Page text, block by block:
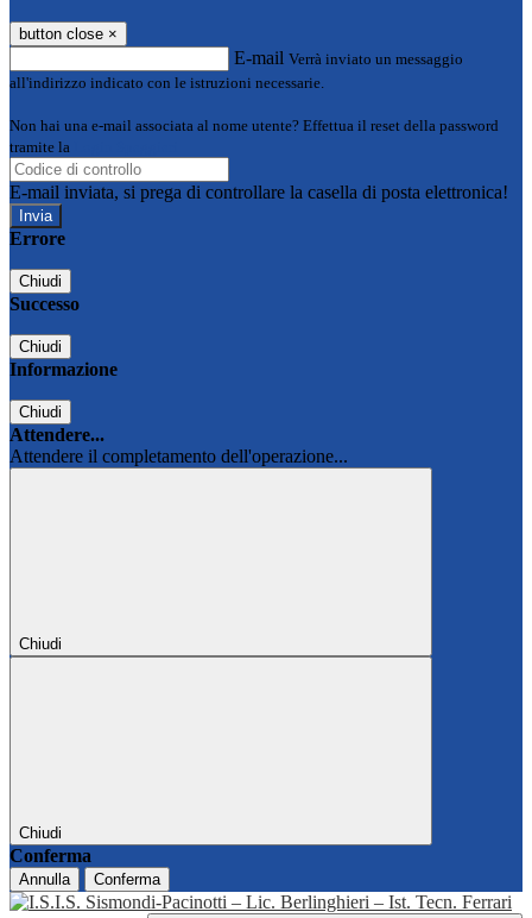
button close ×
E-mail Verrà inviato un messaggio
all'indirizzo indicato con le istruzioni necessarie.
Non hai una e-mail associata al nome utente? Effettua il reset della password
tramite la
E-mail inviata, si prega di controllare la casella di posta elettronica!
Errore
Chiudi
Successo
Chiudi
Informazione
Chiudi
Attendere...
Attendere il completamento dell'operazione...
Chiudi
Chiudi
Conferma
Annulla Conferma